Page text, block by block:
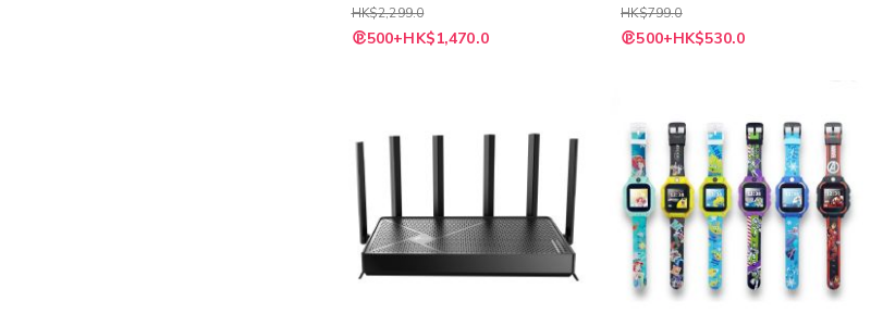
HK$2,299.0
特
殊 500+HK$1,470.0
HK$799.0
特
殊 500+HK$530.0